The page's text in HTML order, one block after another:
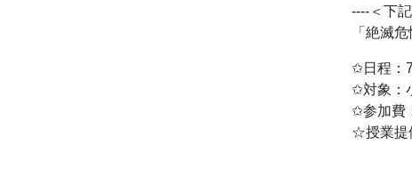
----＜下
「絶滅
✩日程：
✩対象：
✩参加費
☆授業提